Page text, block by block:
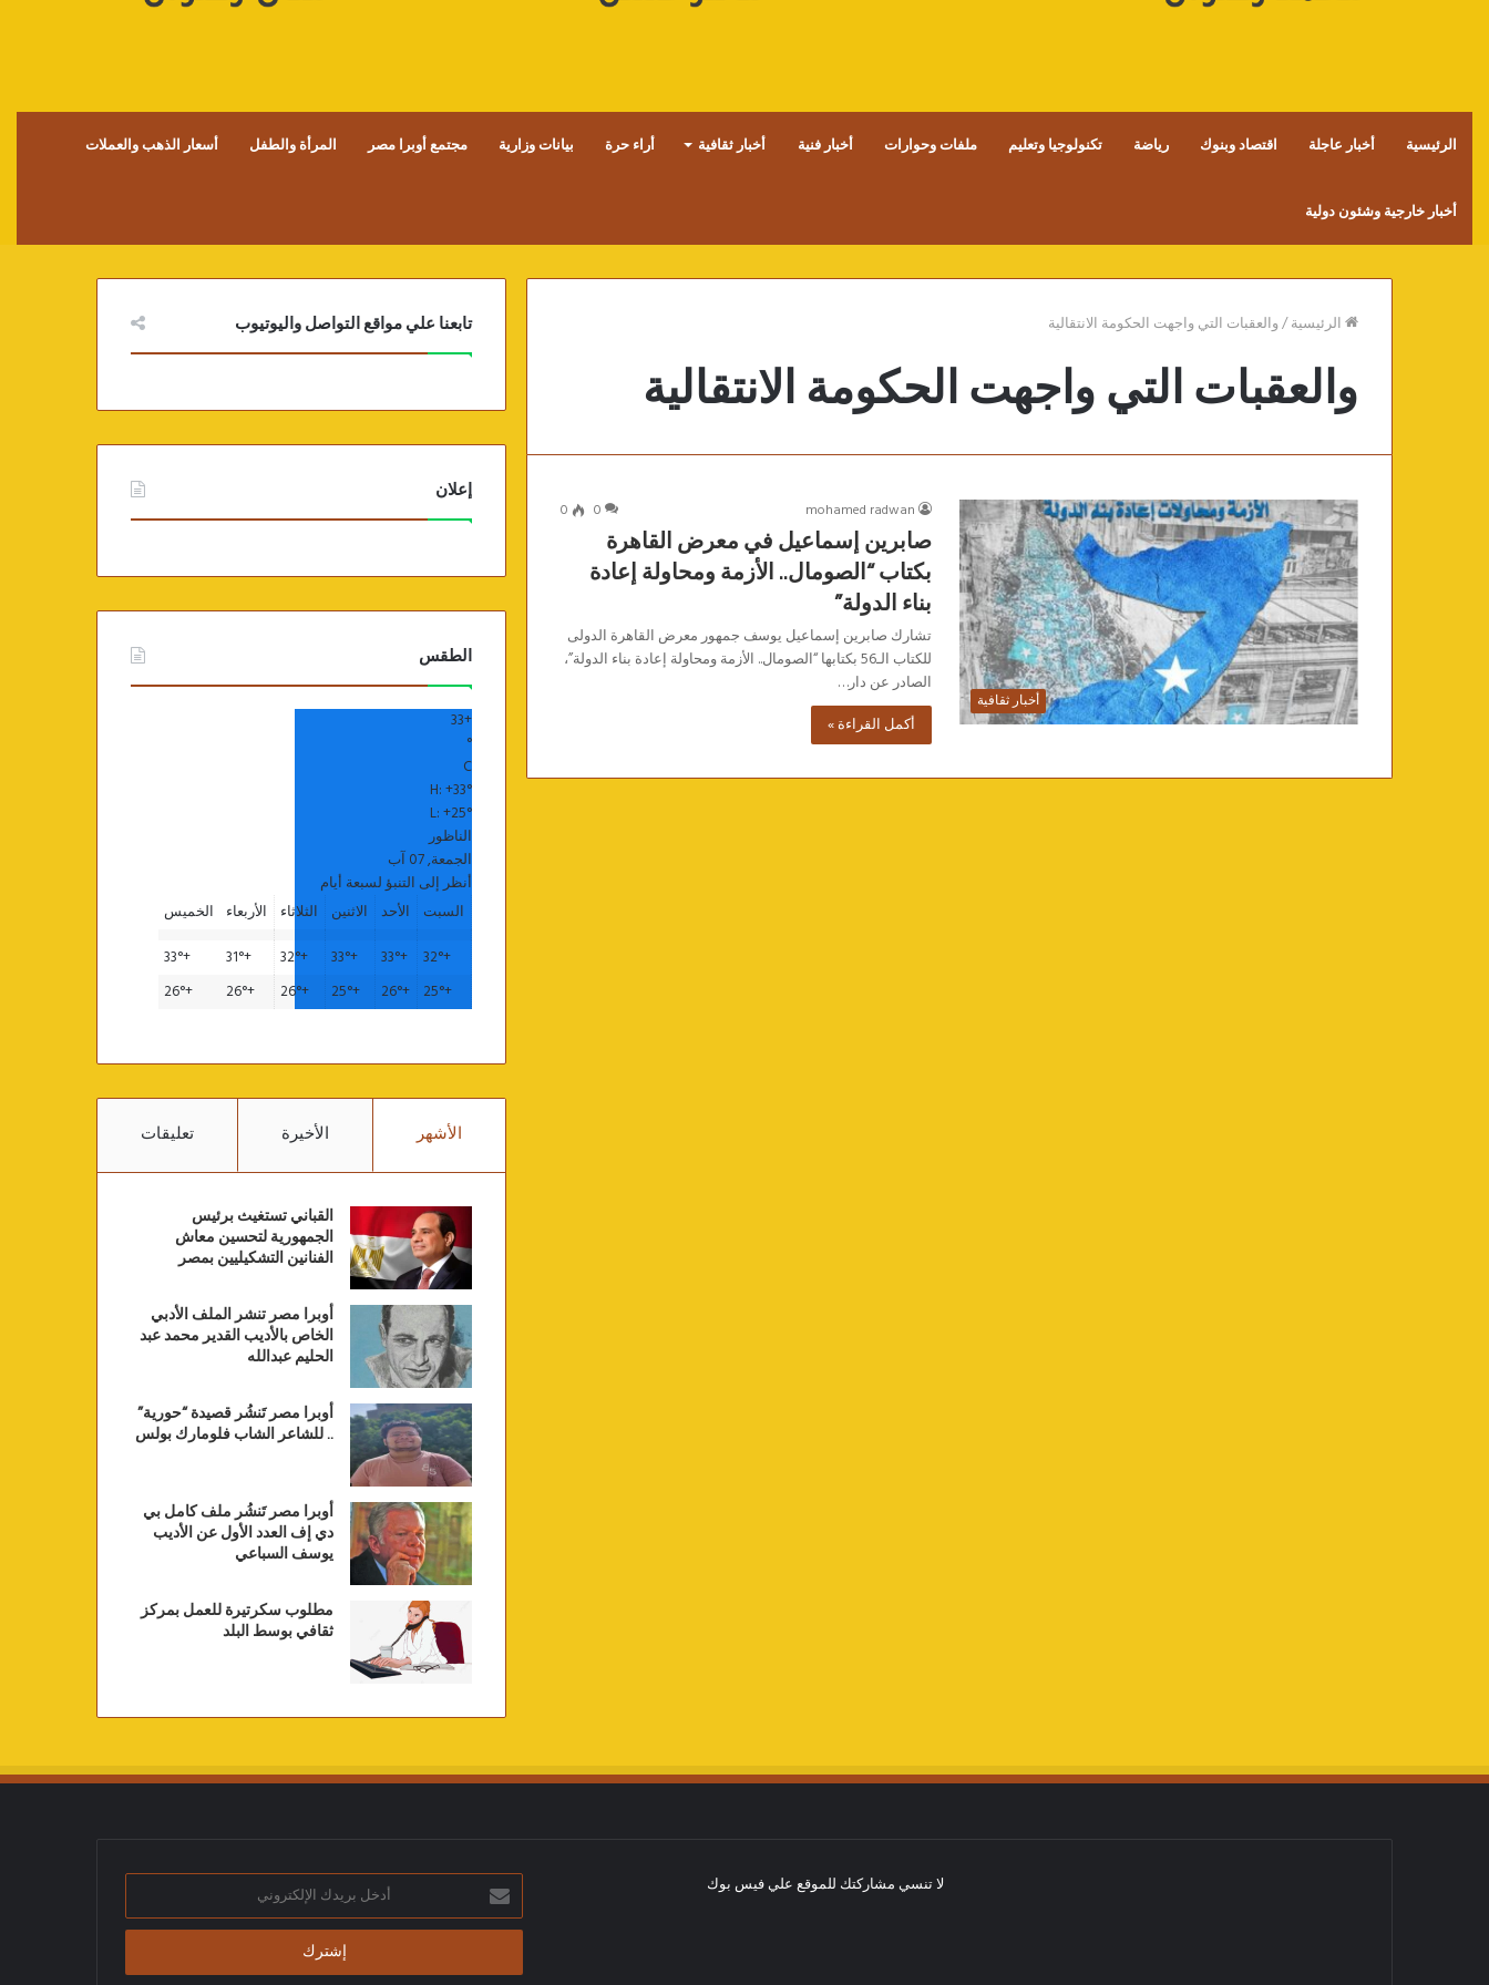
الرئيسية أخبار عاجلة اقتصاد وبنوك رياضة تكنولوجيا وتعليم ملفات وحوارات أخبار فنية أخبار ثقافية أراء حرة بيانات وزارية مجتمع أوبرا مصر المرأة والطفل أسعار الذهب والعملات
أخبار خارجية وشئون دولية
الرئيسية/والعقبات التي واجهت الحكومة الانتقالية
والعقبات التي واجهت الحكومة الانتقالية
أخبار ثقافية
mohamed radwan
0
0
صابرين إسماعيل في معرض القاهرة
بكتاب “الصومال.. الأزمة ومحاولة إعادة
بناء الدولة”
تشارك صابرين إسماعيل يوسف جمهور معرض القاهرة الدولى
للكتاب الـ56 بكتابها “الصومال.. الأزمة ومحاولة إعادة بناء الدولة”،
الصادر عن دار…
أكمل القراءة »
تابعنا علي مواقع التواصل واليوتيوب
إعلان
الطقس
+
33
°
C
H:+33°
L:+25°
الناظور
الجمعة, 07 آب
أنظر إلى التنبؤ لسبعة أيام
السبت
الأحد الاثنين الثلاثاء الأربعاء
الخميس
+
32°
+
33°
+
33°
+
32°
+
31°
+
33°
+
25°
+
26°
+
25°
+
26°
+
26°
+
26°
الأشهر الأخيرة تعليقات
القباني تستغيث برئيس
الجمهورية لتحسين معاش
الفنانين التشكيليين بمصر
أوبرا مصر تنشر الملف الأدبي
الخاص بالأديب القدير محمد عبد
الحليم عبدالله
أوبرا مصر تَنشُر قصيدة “حورية”
.. للشاعر الشاب فلومارك بولس
أوبرا مصر تَنشُر ملف كامل بي
دي إف العدد الأول عن الأديب
يوسف السباعي
مطلوب سكرتيرة للعمل بمركز
ثقافي بوسط البلد
لا تنسي مشاركتك للموقع علي فيس بوك
أدخل
بريدك
الإلكتروني